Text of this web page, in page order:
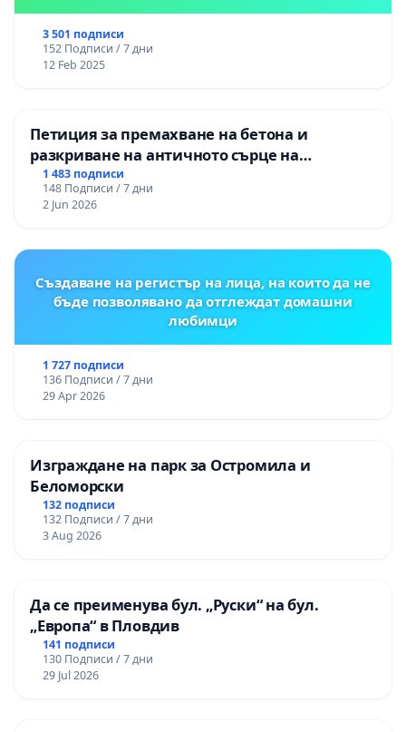
3 501 подписи
152 Подписи / 7 дни
12 Feb 2025
Петиция за премахване на бетона и
разкриване на античното сърце на
Могиланската могила във Враца
1 483 подписи
148 Подписи / 7 дни
2 Jun 2026
Създаване на регистър на лица, на които да не
бъде позволявано да отглеждат домашни
любимци
1 727 подписи
136 Подписи / 7 дни
29 Apr 2026
Изграждане на парк за Остромила и
Беломорски
132 подписи
132 Подписи / 7 дни
3 Aug 2026
Да се преименува бул. „Руски“ на бул.
„Европа“ в Пловдив
141 подписи
130 Подписи / 7 дни
29 Jul 2026